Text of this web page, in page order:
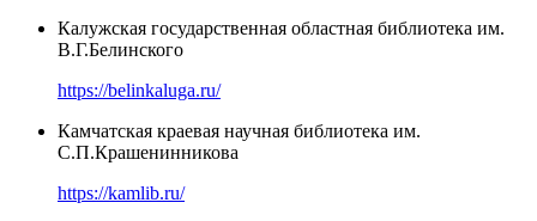
Калужская государственная областная библиотека им.
В.Г.Белинского
https://belinkaluga.ru/
Камчатская краевая научная библиотека им.
С.П.Крашенинникова
https://kamlib.ru/